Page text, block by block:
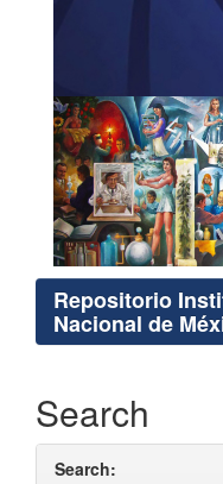
Repositorio
Nacional de
Search
Search: